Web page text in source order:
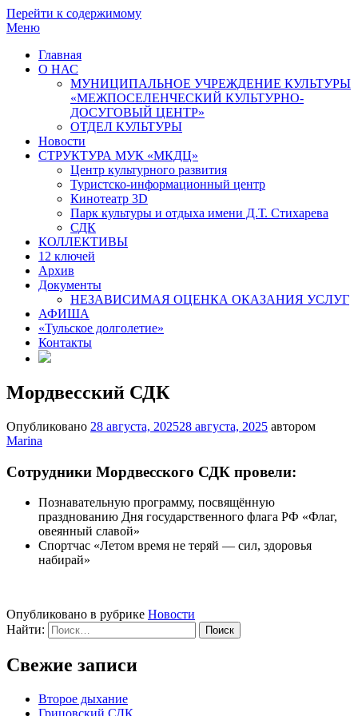
Перейти к содержимому
Меню
Главная
О НАС
МУНИЦИПАЛЬНОЕ УЧРЕЖДЕНИЕ КУЛЬТУРЫ
«МЕЖПОСЕЛЕНЧЕСКИЙ КУЛЬТУРНО-
ДОСУГОВЫЙ ЦЕНТР»
ОТДЕЛ КУЛЬТУРЫ
Новости
СТРУКТУРА МУК «МКДЦ»
Центр культурного развития
Туристско-информационный центр
Кинотеатр 3D
Парк культуры и отдыха имени Д.Т. Стихарева
СДК
КОЛЛЕКТИВЫ
12 ключей
Архив
Документы
НЕЗАВИСИМАЯ ОЦЕНКА ОКАЗАНИЯ УСЛУГ
АФИША
«Тульское долголетие»
Контакты
Мордвесский СДК
Опубликовано 28 августа, 202528 августа, 2025 автором
Marina
Сотрудники Мордвесского СДК провели:
Познавательную программу, посвящённую
празднованию Дня государственного флага РФ «Флаг,
овеянный славой»
Спортчас «Летом время не теряй — сил, здоровья
набирай»
Опубликовано в рубрике Новости
Найти:
Свежие записи
Второе дыхание
Грицовский СДК